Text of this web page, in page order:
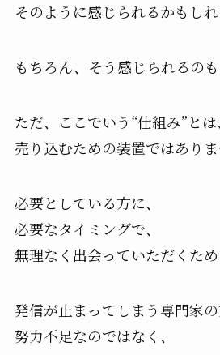
そのように感じられるかもしれ
もちろん、そう感じられるのも
ただ、ここでいう“仕組み”とは、
売り込むための装置ではありま
必要としている方に、
必要なタイミングで、
無理なく出会っていただくため
発信が止まってしまう専門家の
努力不足なのではなく、